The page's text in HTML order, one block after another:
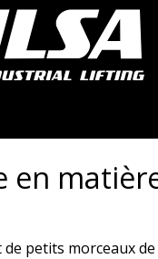
en
de petits morceaux